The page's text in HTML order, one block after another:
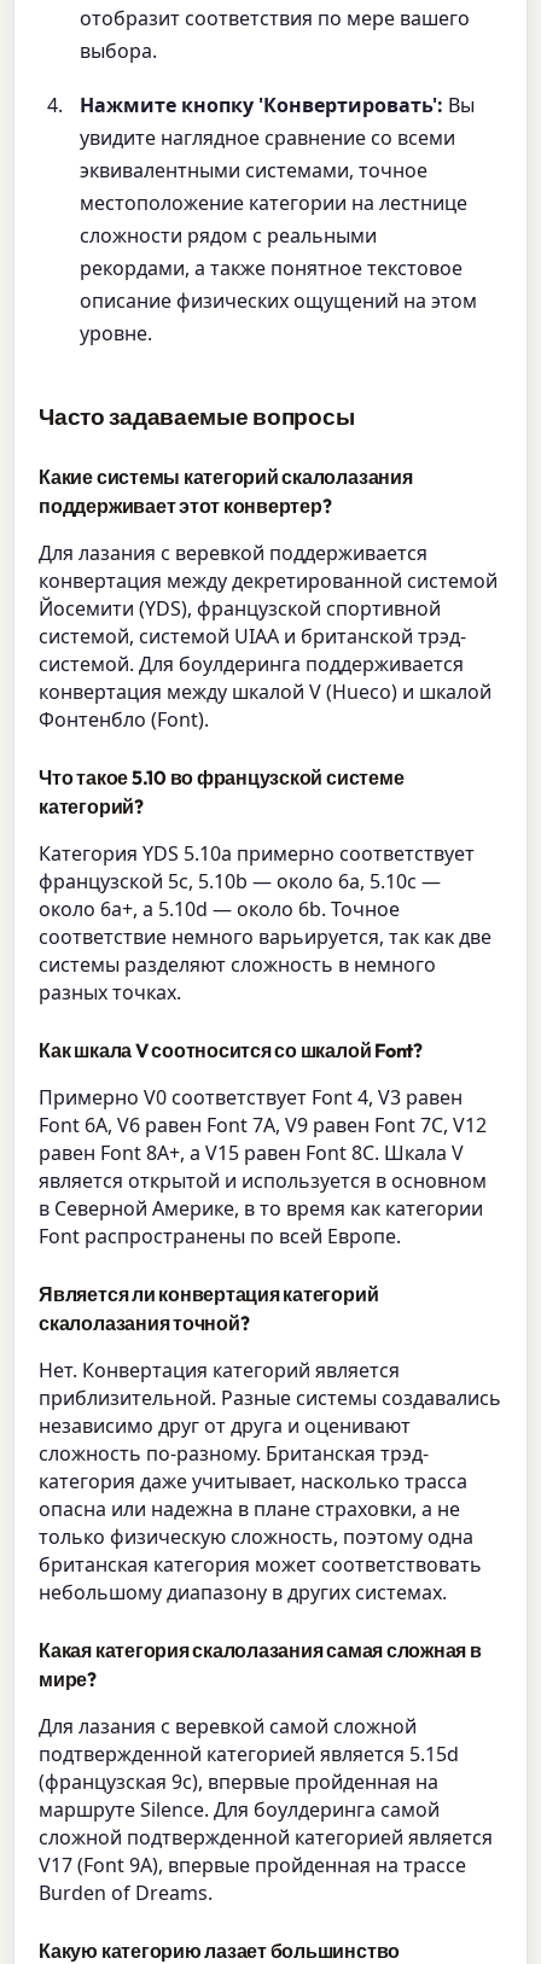
отобразит соответствия по мере вашего
выбора.
Нажмите кнопку 'Конвертировать': Вы
увидите наглядное сравнение со всеми
эквивалентными системами, точное
местоположение категории на лестнице
сложности рядом с реальными
рекордами, а также понятное текстовое
описание физических ощущений на этом
уровне.
Часто задаваемые вопросы
Какие системы категорий скалолазания
поддерживает этот конвертер?
Для лазания с веревкой поддерживается
конвертация между декретированной системой
Йосемити (YDS), французской спортивной
системой, системой UIAA и британской трэд-
системой. Для боулдеринга поддерживается
конвертация между шкалой V (Hueco) и шкалой
Фонтенбло (Font).
Что такое 5.10 во французской системе
категорий?
Категория YDS 5.10a примерно соответствует
французской 5c, 5.10b — около 6a, 5.10c —
около 6a+, а 5.10d — около 6b. Точное
соответствие немного варьируется, так как две
системы разделяют сложность в немного
разных точках.
Как шкала V соотносится со шкалой Font?
Примерно V0 соответствует Font 4, V3 равен
Font 6A, V6 равен Font 7A, V9 равен Font 7C, V12
равен Font 8A+, а V15 равен Font 8C. Шкала V
является открытой и используется в основном
в Северной Америке, в то время как категории
Font распространены по всей Европе.
Является ли конвертация категорий
скалолазания точной?
Нет. Конвертация категорий является
приблизительной. Разные системы создавались
независимо друг от друга и оценивают
сложность по-разному. Британская трэд-
категория даже учитывает, насколько трасса
опасна или надежна в плане страховки, а не
только физическую сложность, поэтому одна
британская категория может соответствовать
небольшому диапазону в других системах.
Какая категория скалолазания самая сложная в
мире?
Для лазания с веревкой самой сложной
подтвержденной категорией является 5.15d
(французская 9c), впервые пройденная на
маршруте Silence. Для боулдеринга самой
сложной подтвержденной категорией является
V17 (Font 9A), впервые пройденная на трассе
Burden of Dreams.
Какую категорию лазает большинство